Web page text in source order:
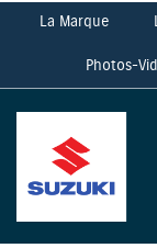
La Marque
Photos-